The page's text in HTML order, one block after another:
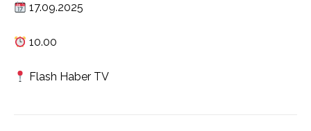
17.09.2025
10.00
Flash Haber TV